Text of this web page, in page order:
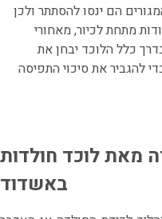
הם ינסו להסתתר ולכן
מתחת לכיור, מאחורי
כלל הלוכד יבחן את
להגביר את סיכוי התפיסה
מאת לוכד חולדות
באשדוד